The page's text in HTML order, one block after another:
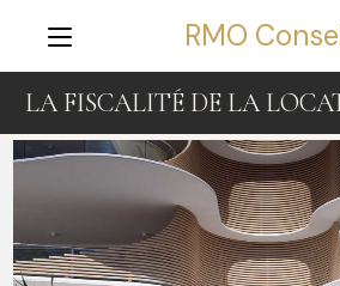
RMO
LA FISCALITÉ DE LA